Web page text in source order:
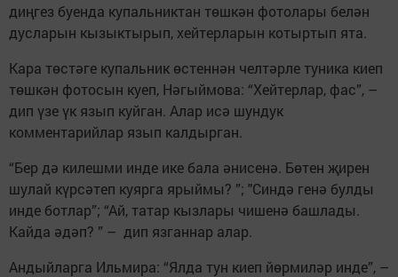
диңгез буенда купальниктан төшкән фотолары белән
дусларын кызыктырып, хейтерларын котыртып ята.
Кара төстәге купальник өстеннән челтәрле туника киеп
төшкән фотосын куеп, Нәгыймова: “Хейтерлар, фас”, –
дип үзе үк язып куйган. Алар исә шундук
комментарийлар язып калдырган.
“Бер дә килешми инде ике бала әнисенә. Бөтен җирен
шулай күрсәтеп куярга ярыймы? ”; "Синдә генә булды
инде ботлар”; “Ай, татар кызлары чишенә башлады.
Кайда әдәп? ” – дип язганнар алар.
Андыйларга Ильмира: “Ялда тун киеп йөрмиләр инде”, –